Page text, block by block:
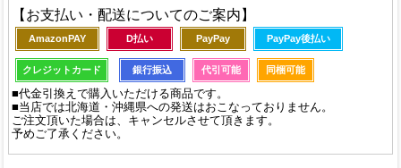
【お支払い・配送についてのご案内】
AmazonPAY D払い PayPay PayPay後払い
クレジットカード 銀行振込 代引可能 同梱可能
■代金引換えで購入いただける商品です。
■当店では北海道・沖縄県への発送はおこなっておりません。
ご注文頂いた場合は、キャンセルさせて頂きます。
予めご了承ください。